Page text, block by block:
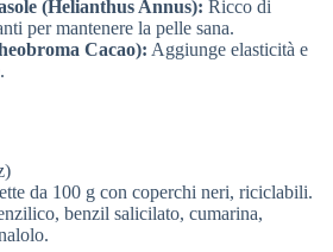
(Helianthus Annus): Ricco di
per mantenere la pelle sana.
Cacao): Aggiunge elasticità e
da 100 g con coperchi neri, riciclabili.
benzil salicilato, cumarina,